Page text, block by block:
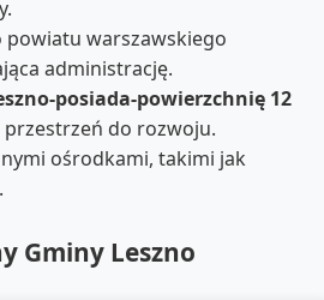
powiatu warszawskiego
administrację.
posiada-powierzchnię 12
przestrzeń do rozwoju.
ośrodkami, takimi jak
Gminy Leszno